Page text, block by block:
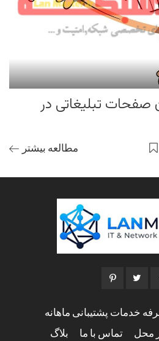
صفحات تبلیغاتی در
مطالعه بیشتر
خدمات پشتیبانی ماهانه
محل تماس با ما بلاگ